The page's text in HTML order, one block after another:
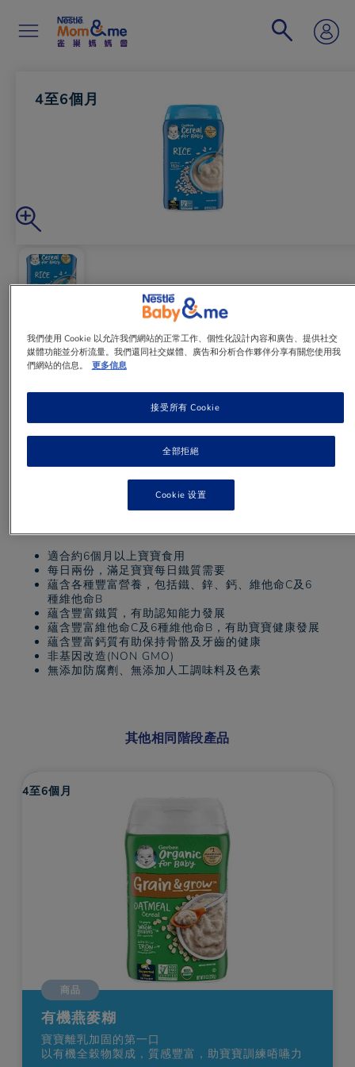
4至6個月
單一穀物米糊 - 純米味
寶寶離乳加固的第一口
單一穀物米糊，質感幼滑，助寶寶訓練㖔嚥力
適合約6個月以上寶寶食用
每日兩份，滿足寶寶每日鐵質需要
蘊含各種豐富營養，包括鐵、鋅、鈣、維他命C及6
種維他命B
蘊含豐富鐵質，有助認知能力發展
蘊含豐富維他命C及6種維他命B，有助寶寶健康發展
蘊含豐富鈣質有助保持骨骼及牙齒的健康
非基因改造(NON GMO)
無添加防腐劑、無添加人工調味料及色素
其他相同階段產品
4至6個月
商品
有機燕麥糊
寶寶離乳加固的第一口
以有機全穀物製成，質感豐富，助寶寶訓練㖔嚥力
我們使用 Cookie 以允許我們網站的正常工作、個性化設計內容和廣告、提供社交
媒體功能並分析流量。我們還同社交媒體、廣告和分析合作夥伴分享有關您使用我
們網站的信息。
更多信息
全部拒絕
接受所有 Cookie
Cookie 设置